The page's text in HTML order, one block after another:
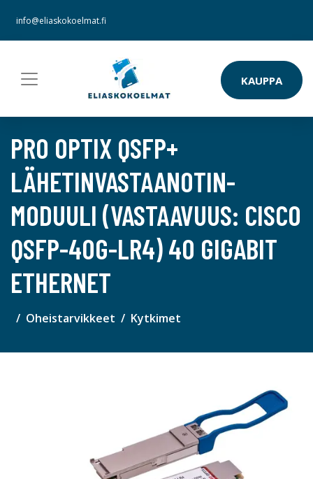
info@eliaskokoelmat.fi
KAUPPA
PRO OPTIX QSFP+
LÄHETINVASTAANOTIN-
MODUULI (VASTAAVUUS: CISCO
QSFP-40G-LR4) 40 GIGABIT
ETHERNET
Oheistarvikkeet Kytkimet